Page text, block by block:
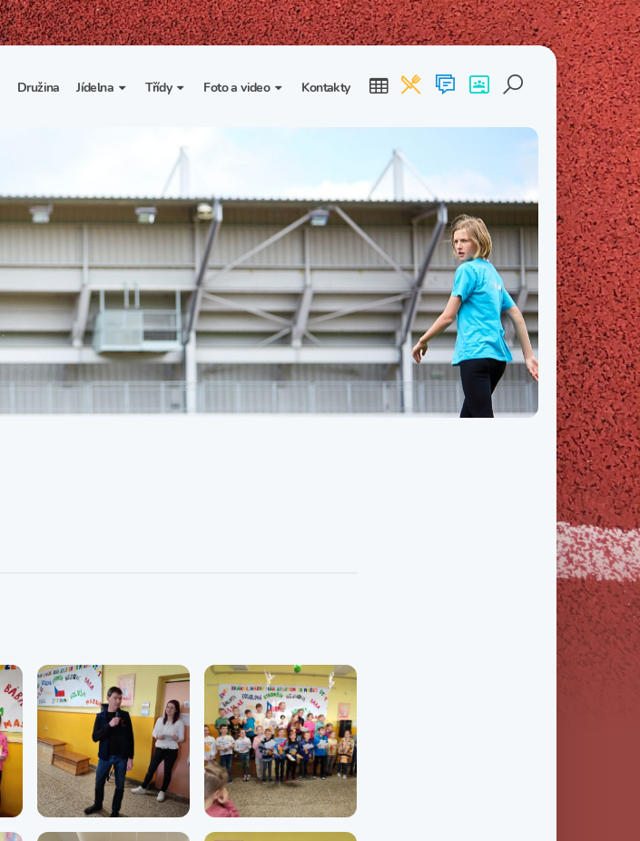
a
se sportovními
klub
výchova a sport
Družina Jídelna
Vnitřní řád školní jídelny
Třídy
Třída I. B Třída I. C
Třída II. A Třída II. C
Třída III. A Třída III. B Třída III. C
Třída IV. A Třída IV. B Třída IV. C
Třída V. A Třída V. B Třída V. C
Třída VI. A Třída VI. B Třída VI. C
Třída VII. A Třída VII. B Třída VII. C
Třída VIII. A Třída VIII. C
Foto a video Kontakty